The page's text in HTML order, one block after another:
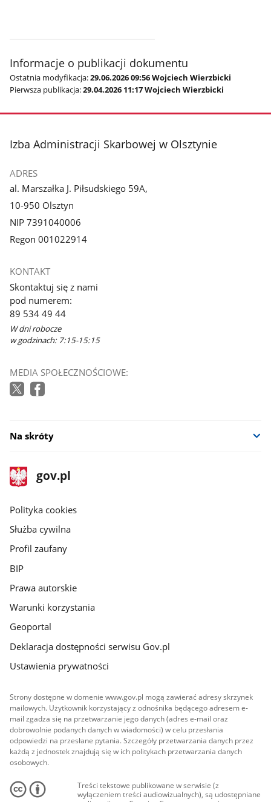
Informacje o publikacji dokumentu
Ostatnia modyfikacja:29.06.2026 09:56 Wojciech Wierzbicki
Pierwsza publikacja:29.04.2026 11:17 Wojciech Wierzbicki
stopka
Izba Administracji Skarbowej w Olsztynie
ADRES
al. Marszałka J. Piłsudskiego 59A,
10-950 Olsztyn
NIP 7391040006
Regon 001022914
KONTAKT
Skontaktuj się z nami
pod numerem:
89 534 49 44
W dni robocze
w godzinach: 7:15-15:15
MEDIA SPOŁECZNOŚCIOWE:
Na skróty
stopka
gov.pl
Strona
gov.pl
gov.pl
Polityka cookies
Służba cywilna
Profil zaufany
BIP
Prawa autorskie
Warunki korzystania
Geoportal
Deklaracja dostępności serwisu Gov.pl
Ustawienia prywatności
Strony dostępne w domenie www.gov.pl mogą zawierać adresy skrzynek
mailowych. Użytkownik korzystający z odnośnika będącego adresem e-
mail zgadza się na przetwarzanie jego danych (adres e-mail oraz
dobrowolnie podanych danych w wiadomości) w celu przesłania
odpowiedzi na przesłane pytania. Szczegóły przetwarzania danych przez
każdą z jednostek znajdują się w ich politykach przetwarzania danych
osobowych.
Treści tekstowe publikowane w serwisie (z
wyłączeniem treści audiowizualnych), są udostępniane